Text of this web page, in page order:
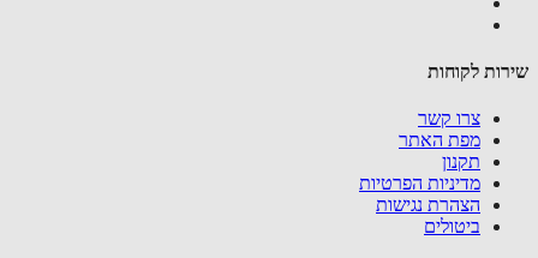
שירות לקוחות
צרו קשר
מפת האתר
תקנון
מדיניות הפרטיות
הצהרת נגישות
ביטולים